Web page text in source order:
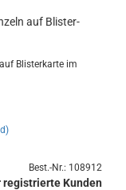
auf Blis­ter­
Blis­ter­kar­te im
Best.-Nr.: 108912
Kunden